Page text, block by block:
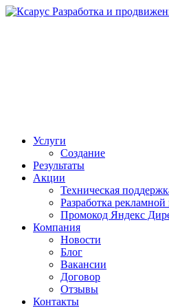
Разработка и
Услуги
Создание
Результаты
Акции
Техническая
Разработка
Промокод Яндекс
Компания
Новости
Блог
Вакансии
Договор
Отзывы
Контакты